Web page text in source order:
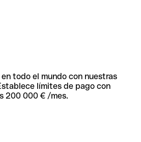
todo el mundo con nuestras
límites de pago con
200 000 € /mes.